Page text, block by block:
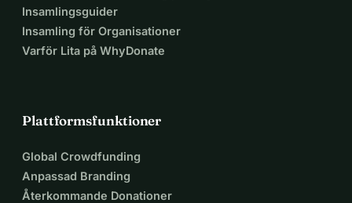
Insamlingsguider
Insamling för Organisationer
Varför Lita på WhyDonate
Plattformsfunktioner
Global Crowdfunding
Anpassad Branding
Återkommande Donationer